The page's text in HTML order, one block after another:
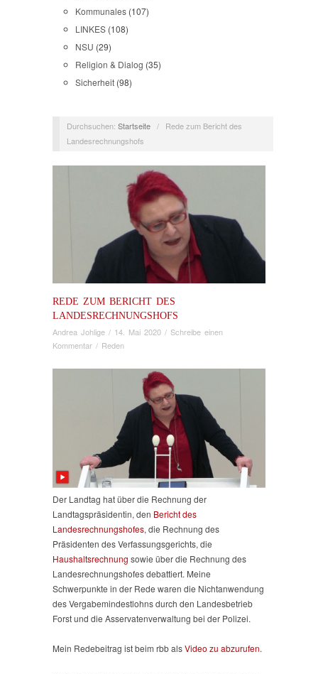
Kommunales (107)
LINKES (108)
NSU (29)
Religion & Dialog (35)
Sicherheit (98)
Durchsuchen: Startseite /
Rede zum Bericht des
Landesrechnungshofs
REDE ZUM BERICHT DES
LANDESRECHNUNGSHOFS
Andrea Johlige / 14. Mai 2020 / Schreibe einen
Kommentar / Reden
Der Landtag hat über die Rechnung der
Landtagspräsidentin, den Bericht des
Landesrechnungshofes, die Rechnung des
Präsidenten des Verfassungsgerichts, die
Haushaltsrechnung sowie über die Rechnung des
Landesrechnungshofes debattiert. Meine
Schwerpunkte in der Rede waren die Nichtanwendung
des Vergabemindestlohns durch den Landesbetrieb
Forst und die Asservatenverwaltung bei der Polizei.
Mein Redebeitrag ist beim rbb alsVideo zu abzurufen.